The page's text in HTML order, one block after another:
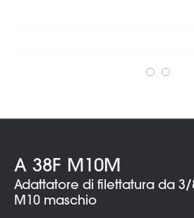
A 38F M10M
Adattatore di filettatura da
M10 maschio